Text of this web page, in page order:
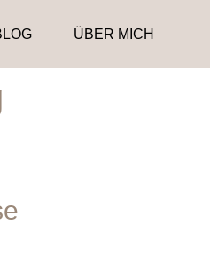
ÜBER MICH